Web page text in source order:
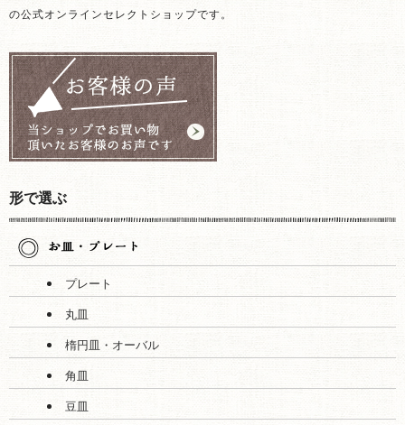
の公式オンラインセレクトショップです。
形で選ぶ
プレート
丸皿
楕円皿・オーバル
角皿
豆皿